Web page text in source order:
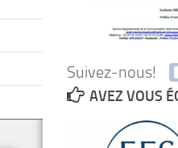
Suivez-nous!
AVEZ VOUS